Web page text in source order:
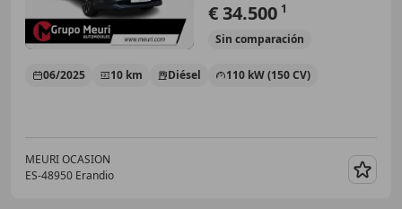
€ 34.500 1
Sin comparación
06/2025 10 km Diésel 110 kW (150 CV)
MEURI OCASION
ES-48950 Erandio